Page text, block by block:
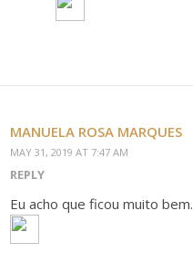
MANUELA ROSA MARQUES
MAY 31, 2019 AT 7:47 AM
REPLY
Eu acho que ficou muito bem.